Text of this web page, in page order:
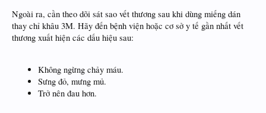
Ngoài ra, cần theo dõi sát sao vết thương sau khi dùng miếng dán
thay chỉ khâu 3M. Hãy đến bệnh viện hoặc cơ sở y tế gần nhất vết
thương xuất hiện các dấu hiệu sau:
Không ngừng chảy máu.
Sưng đỏ, mưng mủ.
Trở nên đau hơn.